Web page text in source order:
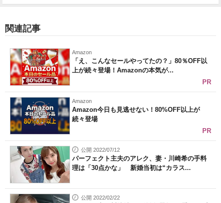
関連記事
Amazon
「え、こんなセールやってたの？」80％OFF以
上が続々登場！Amazonの本気が...
PR
Amazon
Amazon今日も見逃せない！80%OFF以上が
続々登場
PR
公開 2022/07/12
パーフェクト主夫のアレク、妻・川崎希の手料
理は「30点かな」 新婚当初は“カラス...
公開 2022/02/22